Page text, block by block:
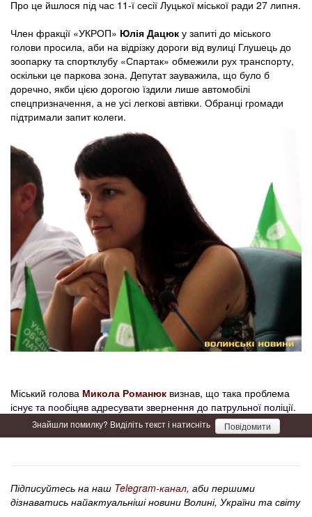
Про це йшлося під час 11-ї сесії Луцької міської ради 27 липня.
Член фракції «УКРОП» Юлія Дацюк у запиті до міського
голови просила, аби на відрізку дороги від вулиці Глушець до
зоопарку та спортклубу «Спартак» обмежили рух транспорту,
оскільки це паркова зона. Депутат зауважила, що було б
доречно, якби цією дорогою їздили лише автомобілі
спецпризначення, а не усі легкові автівки. Обранці громади
підтримали запит колеги.
Міський голова Микола Романюк визнав, що така проблема
існує та пообіцяв адресувати звернення до патрульної поліції.
Знайшли помилку? Виділіть текст і натисніть Повідомити
Підписуйтесь на наш Telegram-канал, аби першими
дізнаватись найактуальніші новини Волині, України та світу